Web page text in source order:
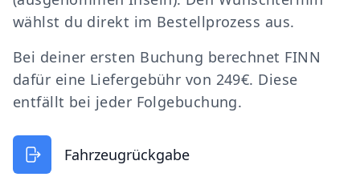
wählst du direkt im Bestellprozess aus.
Bei deiner ersten Buchung berechnet FINN
dafür eine Liefergebühr von 249€. Diese
entfällt bei jeder Folgebuchung.
Fahrzeugrückgabe